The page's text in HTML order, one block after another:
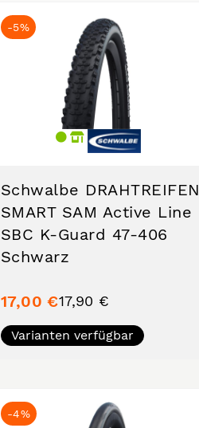
-5%
Schwalbe DRAHTREIFEN
SMART SAM Active Line
SBC K-Guard 47-406
Schwarz
17,00 €17,90 €
Varianten verfügbar
-4%